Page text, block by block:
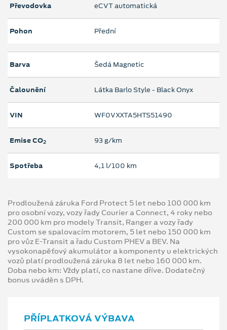
Převodovka eCVT automatická
Pohon Přední
Barva Šedá Magnetic
Čalounění Látka Barlo Style - Black Onyx
VIN WF0VXXTA5HTS51490
Emise CO2 93 g/km
Spotřeba 4,1 l/100 km
Prodloužená záruka Ford Protect 5 let nebo 100 000 km
pro osobní vozy, vozy řady Courier a Connect, 4 roky nebo
200 000 km pro modely Transit, Ranger a vozy řady
Custom se spalovacím motorem, 5 let nebo 150 000 km
pro vůz E-Transit a řadu Custom PHEV a BEV. Na
vysokonapěťový akumulátor a komponenty u elektrických
vozů platí prodloužená záruka 8 let nebo 160 000 km.
Doba nebo km: Vždy platí, co nastane dříve. Dodatečný
bonus uváděn s DPH.
PŘÍPLATKOVÁ VÝBAVA